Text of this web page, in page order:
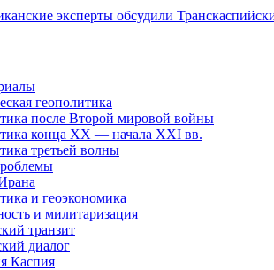
геополитика
после Второй мировой войны
конца XX — начала XXI вв.
третьей волны
и геоэкономика
и милитаризация
транзит
диалог
Каспия